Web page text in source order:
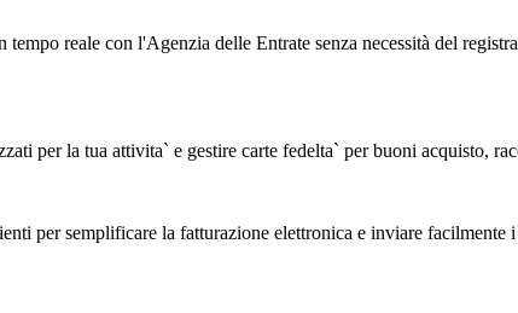
reale con l'Agenzia delle Entrate senza necessità del
per la tua attivita` e gestire carte fedelta` per buoni acquisto,
per semplificare la fatturazione elettronica e inviare facilmente